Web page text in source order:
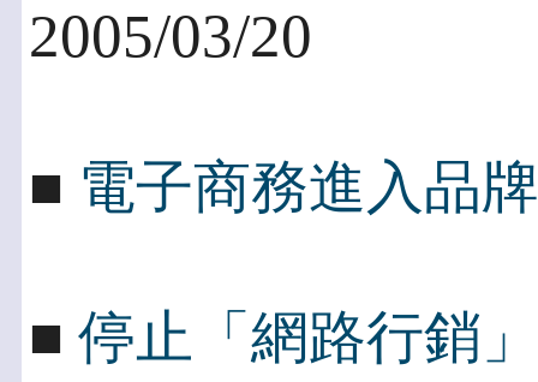
2005/03/20
■ 電子商務進入品
■ 停止「網路行銷